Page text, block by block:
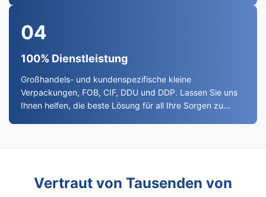
04
100% Dienstleistung
Großhandels- und kundenspezifische kleine
Verpackungen, FOB, CIF, DDU und DDP. Lassen Sie uns
Ihnen helfen, die beste Lösung für all Ihre Sorgen zu
Vertraut von Tausenden von